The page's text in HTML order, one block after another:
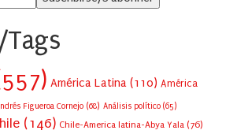
América Latina (110) América
Figueroa Cornejo (68) Análisis político (65)
(146) Chile-America latina-Abya Yala (76)